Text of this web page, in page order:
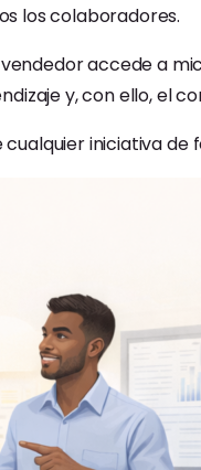
los colaboradores.
accede a
y, con ello, el
iniciativa